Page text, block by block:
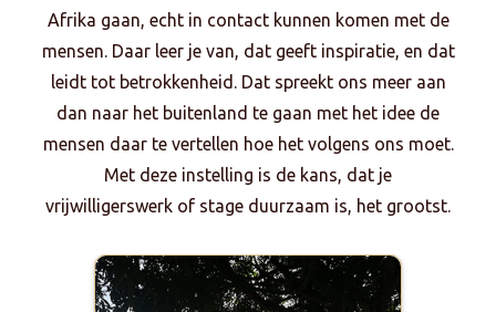
Afrika gaan, echt in contact kunnen komen met de
mensen. Daar leer je van, dat geeft inspiratie, en dat
leidt tot betrokkenheid. Dat spreekt ons meer aan
dan naar het buitenland te gaan met het idee de
mensen daar te vertellen hoe het volgens ons moet.
Met deze instelling is de kans, dat je
vrijwilligerswerk of stage duurzaam is, het grootst.